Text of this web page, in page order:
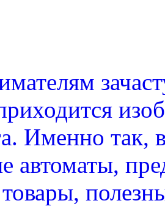
Именно так,
автоматы,